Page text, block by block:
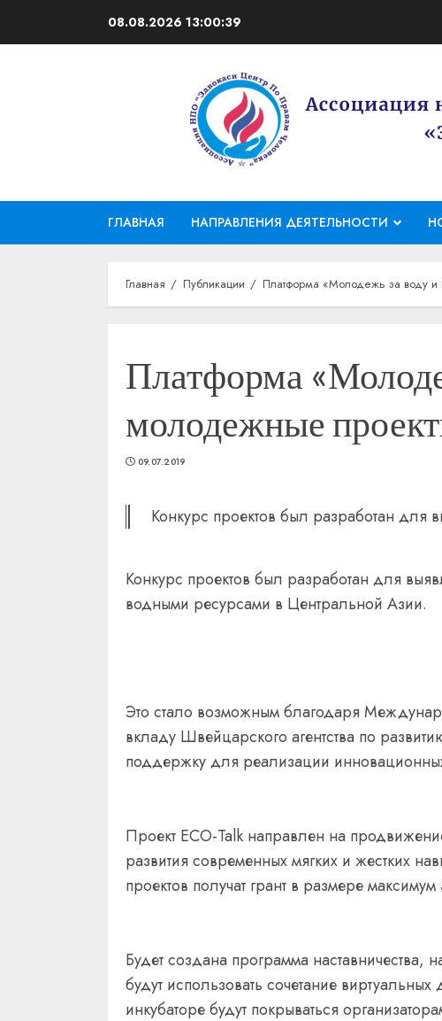
08.08.2026 13:00:39
ГЛАВНАЯ НАПРАВЛЕНИЯ ДЕЯТЕЛЬНОСТИ
Главная Публикации Платформа «Молодежь за воду и
Платформа
молодежные
09.07.2019
Конкурс проектов был разработан
Конкурс проектов был разработан для
водными ресурсами в Центральной Азии.
Это стало возможным благодаря
вкладу Швейцарского агентства по
поддержку для реализации
Проект ECO-Talk направлен на
развития современных мягких и жестких
проектов получат грант в размере
Будет создана программа
будут использовать сочетание
инкубаторе будут покрываться